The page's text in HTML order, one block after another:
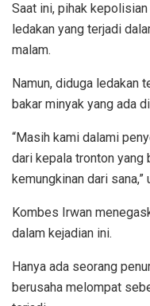
Saat ini, pihak
ledakan yang terjadi
malam.
Namun, diduga ledakan
bakar minyak yang ada
“Masih kami dalami
dari kepala tronton yang
kemungkinan dari sana,”
Kombes Irwan
dalam kejadian ini.
Hanya ada seorang
berusaha melompat